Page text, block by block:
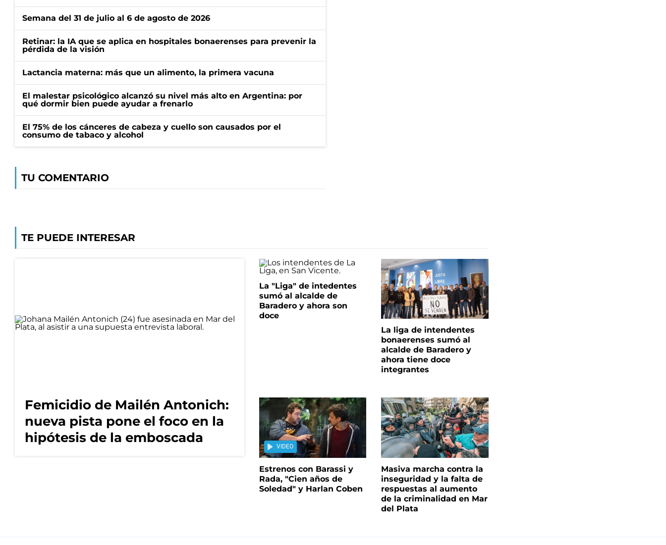
Semana del 31 de julio al 6 de agosto de 2026
Retinar: la IA que se aplica en hospitales bonaerenses para prevenir la
pérdida de la visión
Lactancia materna: más que un alimento, la primera vacuna
El malestar psicológico alcanzó su nivel más alto en Argentina: por
qué dormir bien puede ayudar a frenarlo
El 75% de los cánceres de cabeza y cuello son causados por el
consumo de tabaco y alcohol
TU COMENTARIO
TE PUEDE INTERESAR
Femicidio de Mailén Antonich:
nueva pista pone el foco en la
hipótesis de la emboscada
La "Liga" de intedentes
sumó al alcalde de
Baradero y ahora son
doce
La liga de intendentes
bonaerenses sumó al
alcalde de Baradero y
ahora tiene doce
integrantes
VIDEO
Estrenos con Barassi y
Rada, "Cien años de
Soledad" y Harlan Coben
Masiva marcha contra la
inseguridad y la falta de
respuestas al aumento
de la criminalidad en Mar
del Plata